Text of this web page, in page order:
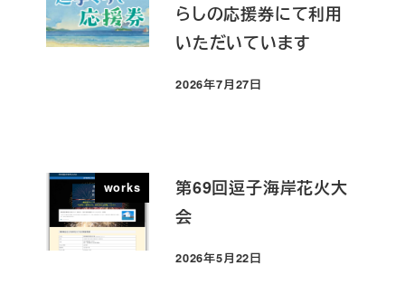
らしの応援券にて利用
いただいています
投稿日
2026年7月27日
works
第69回逗子海岸花火大
会
投稿日
2026年5月22日